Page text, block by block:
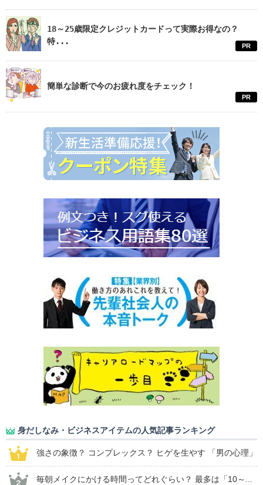
18～25歳限定クレジットカードって実際お得なの？
特...
PR
簡単な診断で今のお疲れ度をチェック！
PR
身だしなみ・ビジネスアイテムの人気記事ランキング
強さの象徴？ コンプレックス？ ヒゲを生やす 「男の心理」
毎朝メイクにかける時間ってどれぐらい？ 最多は「10～...